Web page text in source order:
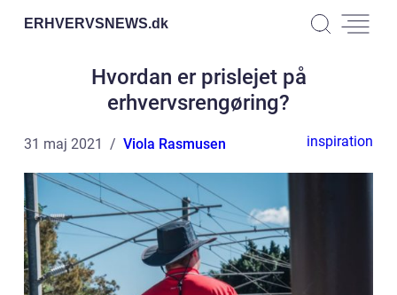
ERHVERVSNEWS.dk
Hvordan er prislejet på
erhvervsrengøring?
31 maj 2021 Viola Rasmusen inspiration